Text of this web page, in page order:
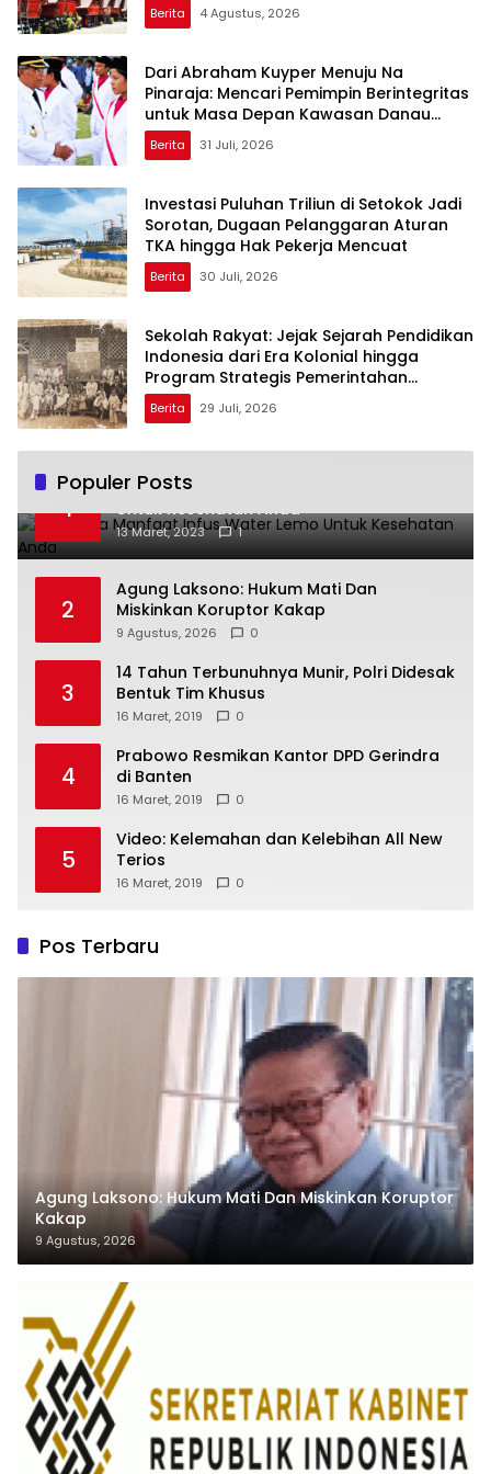
Berita 4 Agustus, 2026
Dari Abraham Kuyper Menuju Na
Pinaraja: Mencari Pemimpin Berintegritas
untuk Masa Depan Kawasan Danau
Toba
Berita 31 Juli, 2026
Investasi Puluhan Triliun di Setokok Jadi
Sorotan, Dugaan Pelanggaran Aturan
TKA hingga Hak Pekerja Mencuat
Berita 30 Juli, 2026
Sekolah Rakyat: Jejak Sejarah Pendidikan
Indonesia dari Era Kolonial hingga
Program Strategis Pemerintahan
Prabowo
Berita 29 Juli, 2026
Populer Posts
1
Beberapa Manfaat Infus Water Lemo
Untuk Kesehatan Anda
13 Maret, 2023 1
2
Agung Laksono: Hukum Mati Dan
Miskinkan Koruptor Kakap
9 Agustus, 2026 0
3
14 Tahun Terbunuhnya Munir, Polri Didesak
Bentuk Tim Khusus
16 Maret, 2019 0
4
Prabowo Resmikan Kantor DPD Gerindra
di Banten
16 Maret, 2019 0
5
Video: Kelemahan dan Kelebihan All New
Terios
16 Maret, 2019 0
Pos Terbaru
Agung Laksono: Hukum Mati Dan Miskinkan Koruptor
Kakap
9 Agustus, 2026